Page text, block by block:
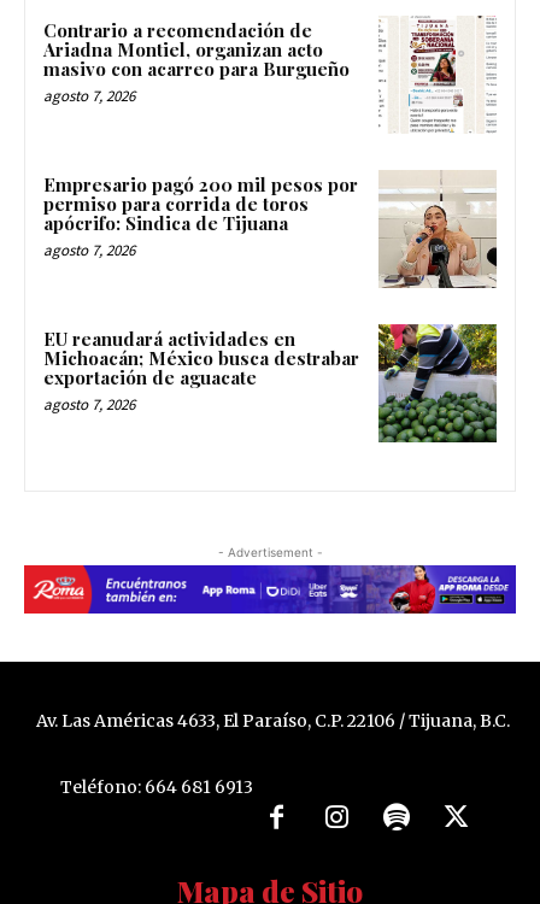
Contrario a recomendación de
Ariadna Montiel, organizan acto
masivo con acarreo para Burgueño
agosto 7, 2026
Empresario pagó 200 mil pesos por
permiso para corrida de toros
apócrifo: Sindica de Tijuana
agosto 7, 2026
EU reanudará actividades en
Michoacán; México busca destrabar
exportación de aguacate
agosto 7, 2026
- Advertisement -
Av. Las Américas 4633, El Paraíso, C.P. 22106 / Tijuana, B.C.
Teléfono: 664 681 6913
Mapa de Sitio